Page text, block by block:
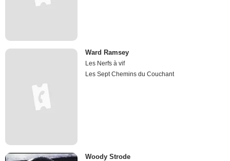
Ward Ramsey
Les Nerfs à vif
Les Sept Chemins du Couchant
Woody Strode